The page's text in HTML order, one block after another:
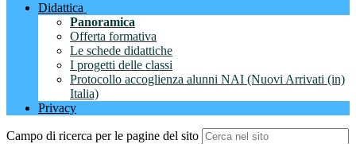
Didattica
Panoramica
Offerta formativa
Le schede didattiche
I progetti delle classi
Protocollo accoglienza alunni NAI (Nuovi Arrivati (in)
Italia)
Privacy
Campo di ricerca per le pagine del sito